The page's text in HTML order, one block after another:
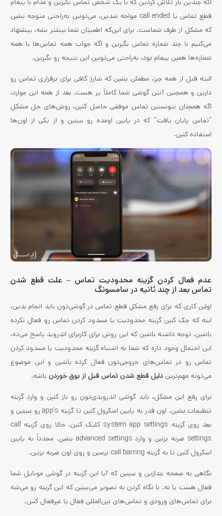
اگه چندین بار تلاش کردین که با یک شخص تماس بگیرین و مدام با پیغام
قطع تماس یا call ended مواجه شدین، می‌تونین به‌راحتی متوجه بشین
که مشکل از طرف شماست. برای این‌که اطمینان شما بیشتر بشه، پیشنهاد
می‌کنیم با چند شماره تماس بگیرین و اگه جواب همه تماس‌ها با همه
شماره‌ها همین پیغام بود، به‌راحتی می‌تونین این نتیجه رو بگیرین.
البته قبل از همه چیز، مطمئن بشین که شارژ کافی برای برقراری تماس رو
دارین و همچنین آنتن گوشی شما کاملاً پر هست. بعد از همه این موارد،
اگه همچنان نتونستین تماس موفقی حاصل کنین، روش‌های حل مشکل
“تماس پایان یافت” که در پایین اومده رو ببینین و از یکی از اون‌ها
استفاده کنین.
عدم فعال کردن گزینه محدودیت تماس – علت قطع شدن
تماس بعد از چند ثانیه در سامسونگ
اولین کاری که برای رفع مشکل قطع تماس در گوشی‌تون باید انجام بدین،
اینه که چک کنین گزینه محدودیت یا مسدود کردن تماس رو فعال نکرده
باشین. توجه داشته باشین که این روش برای کاربرای اندروید پاسخ می‌ده.
این احتمال وجود داره که شما به اشتباه گزینه محدودیت یا مسدود کردن
تماس رو در تماس‌های خروجی‌تون فعال کرده باشین و این موضوع
می‌تونه مهم‌ترین دلیل قطع شدن تماس قبل از بوق خوردن باشه.
برای رفع این مشکل، باید گوشی اندرویدی‌تون رو باز کنین و وارد گزینه
تنظیمات بشین. اون قدر به پایین اسکرول کنین تا گزینه app’s رو ببینین و
بعد روی گزینه system app settings کلیک کنین. حالا روی گزینه call
settings ضربه بزنین و وارد advanced settings بشین. مجدداً به پایین
اسکرول کنین تا به گزینه call barring برسین و روی اون ضربه بزنین.
نگاهی به صفحه بندازین و ببینین که آیا این گزینه در گوشی موبایل شما
فعال هست یا نه. با نگاه کردن به تصویر می‌بینین که این گزینه رو می‌شه
برای تماس‌های ورودی و تماس‌های بین‌المللی فعال یا غیرفعال کنین.